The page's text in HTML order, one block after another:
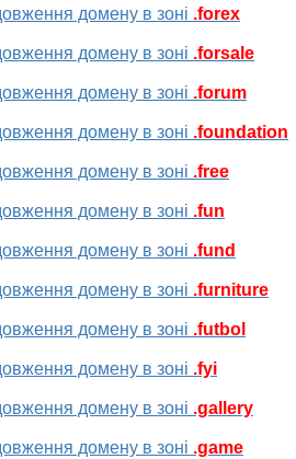
домену в зоні .forex
домену в зоні .forsale
домену в зоні .forum
домену в зоні .foundation
домену в зоні .free
домену в зоні .fun
домену в зоні .fund
домену в зоні .furniture
домену в зоні .futbol
домену в зоні .fyi
домену в зоні .gallery
домену в зоні .game